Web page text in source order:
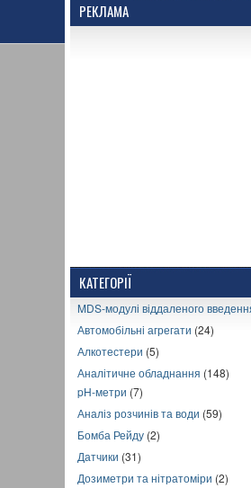
РЕКЛАМА
КАТЕГОРІЇ
MDS-модулі віддаленого
Автомобільні агрегати (24)
Алкотестери (5)
Аналітичне обладнання (148)
pH-метри (7)
Аналіз розчинів та води (59)
Бомба Рейду (2)
Датчики (31)
Дозиметри та нітратоміри (2)